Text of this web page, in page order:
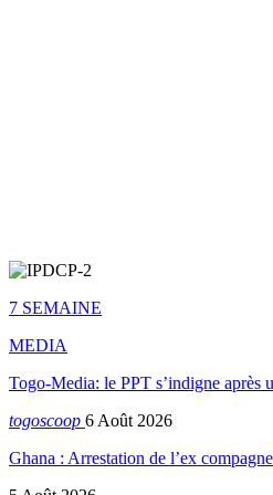
7 SEMAINE
MEDIA
Togo-Media: le PPT s’indigne après
togoscoop 6 Août 2026
Ghana : Arrestation de l’ex